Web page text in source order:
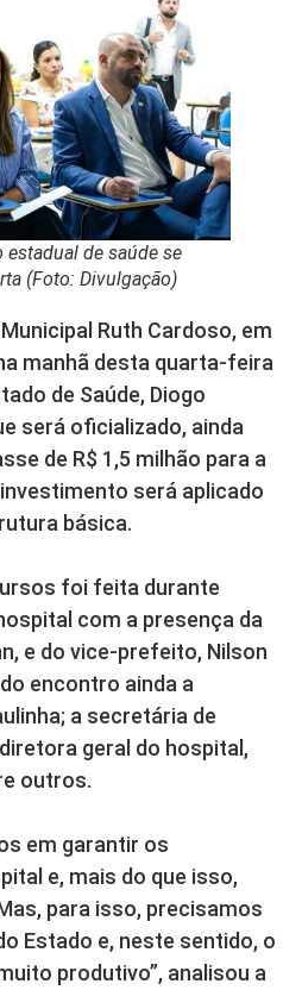
estadual de saúde se
(Foto: Divulgação)
Ruth Cardoso, em
manhã desta quarta-feira
de Saúde, Diogo
será oficializado, ainda
de R$ 1,5 milhão para a
será aplicado
básica.
foi feita durante
com a presença da
e do vice-prefeito, Nilson
encontro ainda a
a secretária de
geral do hospital,
outros.
em garantir os
e, mais do que isso,
para isso, precisamos
Estado e, neste sentido, o
produtivo”, analisou a